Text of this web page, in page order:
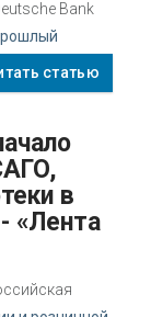
Bank
статью
в
«Лента